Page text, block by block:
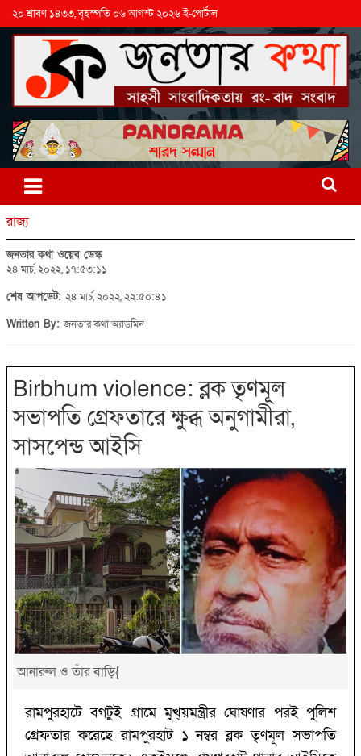
২০ শ্রাবণ ১৪৩৩, বৃহস্পতি ০৬ আগস্ট ২০২৬ ই-পোর্টাল
রাজ্য
জনতার কথা ওয়েব ডেস্ক
২৪ মার্চ, ২০২২, ১৭:৫৩:১১
শেষ আপডেট: ২৪ মার্চ, ২০২২, ২২:৫০:৪১
Written By:জনতার কথা অ্যাডমিন
Birbhum violence: ব্লক তৃণমূল
সভাপতি গ্রেফতারে ক্ষুব্ধ অনুগামীরা,
সাসপেন্ড আইসি
আনারুল ও তাঁর বাড়ি{
রামপুরহাটে বগটুই গ্রামে মুখ্য়মন্ত্রীর ঘোষণার পরই পুলিশ
গ্রেফতার করেছে রামপুরহাট ১ নম্বর ব্লক তৃণমূল সভাপতি